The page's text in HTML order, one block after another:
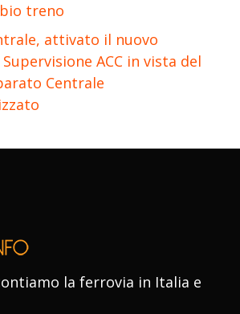
treno
attivato il nuovo
ACC in vista del
Centrale
la ferrovia in Italia e